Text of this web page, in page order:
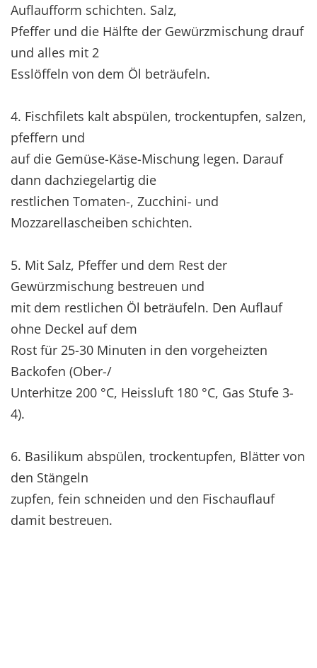
Auflaufform schichten. Salz,
Pfeffer und die Hälfte der Gewürzmischung drauf
und alles mit 2
Esslöffeln von dem Öl beträufeln.
4. Fischfilets kalt abspülen, trockentupfen, salzen,
pfeffern und
auf die Gemüse-Käse-Mischung legen. Darauf
dann dachziegelartig die
restlichen Tomaten-, Zucchini- und
Mozzarellascheiben schichten.
5. Mit Salz, Pfeffer und dem Rest der
Gewürzmischung bestreuen und
mit dem restlichen Öl beträufeln. Den Auflauf
ohne Deckel auf dem
Rost für 25-30 Minuten in den vorgeheizten
Backofen (Ober-/
Unterhitze 200 °C, Heissluft 180 °C, Gas Stufe 3-
4).
6. Basilikum abspülen, trockentupfen, Blätter von
den Stängeln
zupfen, fein schneiden und den Fischauflauf
damit bestreuen.